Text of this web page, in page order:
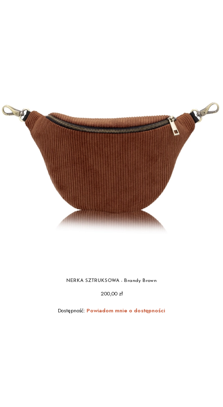
NERKA SZTRUKSOWA - Brandy Brown
Cena
200,00 zł
Dostępność: Powiadom mnie o dostępności